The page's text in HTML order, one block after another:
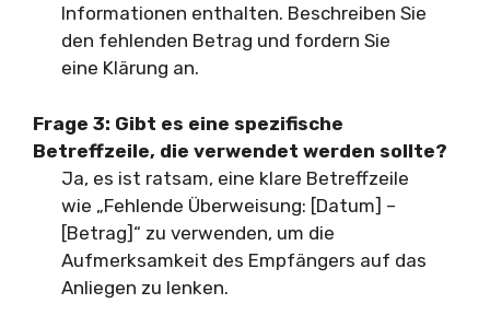
Informationen enthalten. Beschreiben Sie
den fehlenden Betrag und fordern Sie
eine Klärung an.
Frage 3: Gibt es eine spezifische
Betreffzeile, die verwendet werden sollte?
Ja, es ist ratsam, eine klare Betreffzeile
wie „Fehlende Überweisung: [Datum] –
[Betrag]“ zu verwenden, um die
Aufmerksamkeit des Empfängers auf das
Anliegen zu lenken.